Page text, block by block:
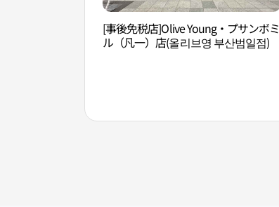
[事後免税店]Olive Young・プサンボミ
ル（凡一）店(올리브영 부산범일점)